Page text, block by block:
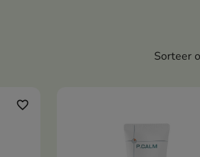
Sorteer
favorite_border